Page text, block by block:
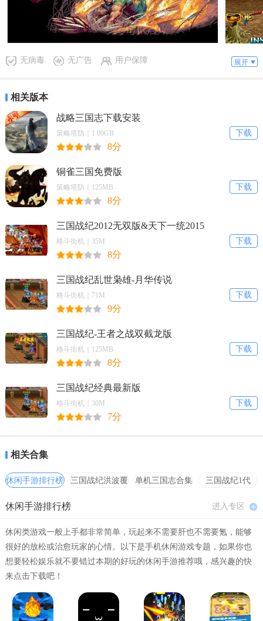
游戏模式
E-MODE
简单任务 适合初学者练习之模式 只有三个关卡
N-MODE
R-MODE
专家排名 挑战不可能的专家模式
C-MODE
武将对战 魔王挑战模式
无病毒 无广告 用户保障 展开
相关版本
战略三国志下载安装
下载
策略塔防｜1.09GB
8分
铜雀三国免费版
下载
策略塔防｜125MB
8分
三国战纪2012无双版&天下一统2015
下载
格斗街机｜35M
8分
三国战纪乱世枭雄-月华传说
下载
格斗街机｜71M
9分
三国战纪-王者之战双截龙版
下载
格斗街机｜125MB
8分
三国战纪经典最新版
下载
格斗街机｜30M
7分
相关合集
休闲手游排行榜
三国战纪洪波覆
单机三国志合集
三国战纪1代
休闲手游排行榜 进入专区
休闲类游戏一般上手都非常简单，玩起来不需要肝也不需要氪，能够
很好的放松或治愈玩家的心情。以下是手机休闲游戏专题，如果你也
想要轻松娱乐就不要错过本期的好玩的休闲手游推荐哦，感兴趣的快
来点击下载吧！